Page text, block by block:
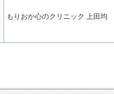
もりおか心のクリニック 上田均